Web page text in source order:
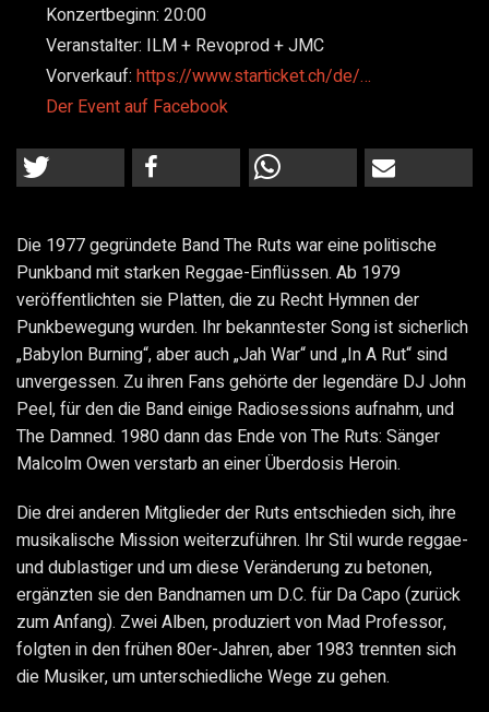
Konzertbeginn: 20:00
Veranstalter: ILM + Revoprod + JMC
Vorverkauf: https://www.starticket.ch/de/…
Der Event auf Facebook
Die 1977 gegründete Band The Ruts war eine politische
Punkband mit starken Reggae-Einflüssen. Ab 1979
veröffentlichten sie Platten, die zu Recht Hymnen der
Punkbewegung wurden. Ihr bekanntester Song ist sicherlich
„Babylon Burning“, aber auch „Jah War“ und „In A Rut“ sind
unvergessen. Zu ihren Fans gehörte der legendäre DJ John
Peel, für den die Band einige Radiosessions aufnahm, und
The Damned. 1980 dann das Ende von The Ruts: Sänger
Malcolm Owen verstarb an einer Überdosis Heroin.
Die drei anderen Mitglieder der Ruts entschieden sich, ihre
musikalische Mission weiterzuführen. Ihr Stil wurde reggae-
und dublastiger und um diese Veränderung zu betonen,
ergänzten sie den Bandnamen um D.C. für Da Capo (zurück
zum Anfang). Zwei Alben, produziert von Mad Professor,
folgten in den frühen 80er-Jahren, aber 1983 trennten sich
die Musiker, um unterschiedliche Wege zu gehen.